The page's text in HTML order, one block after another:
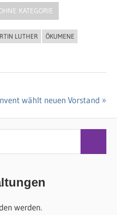
KATEGORIE
LUTHER
ÖKUMENE
wählt neuen Vorstand
werden.